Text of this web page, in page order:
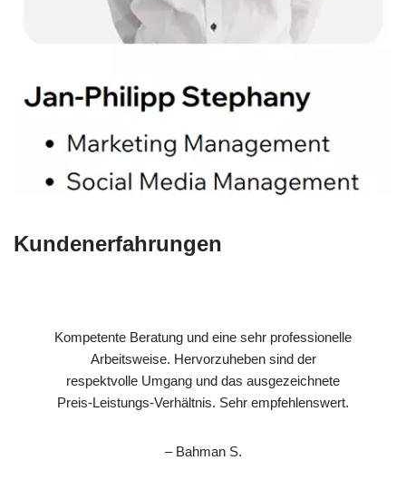
Kundenerfahrungen
Kompetente Beratung und eine sehr professionelle
Arbeitsweise. Hervorzuheben sind der
respektvolle Umgang und das ausgezeichnete
Preis-Leistungs-Verhältnis. Sehr empfehlenswert.
– Bahman S.